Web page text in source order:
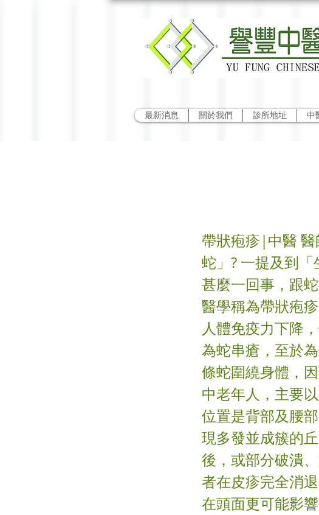
最新消息 關於我們 診所地址 中
帶狀疱疹|中醫 醫
蛇」? 一提及到
甚麼一回事，跟
醫學稱為帶狀疱
人體免疫力下降
為蛇串瘡，至於
條蛇圍繞身體，
中老年人，主要
位置是背部及腰
現多發並成簇的
後，或部分破潰
者在皮疹完全消
在頭面更可能影